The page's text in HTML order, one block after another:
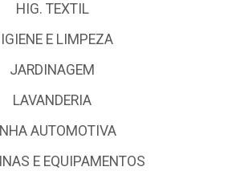
HIG. TEXTIL
E LIMPEZA
JARDINAGEM
LAVANDERIA
AUTOMOTIVA
E EQUIPAMENTOS